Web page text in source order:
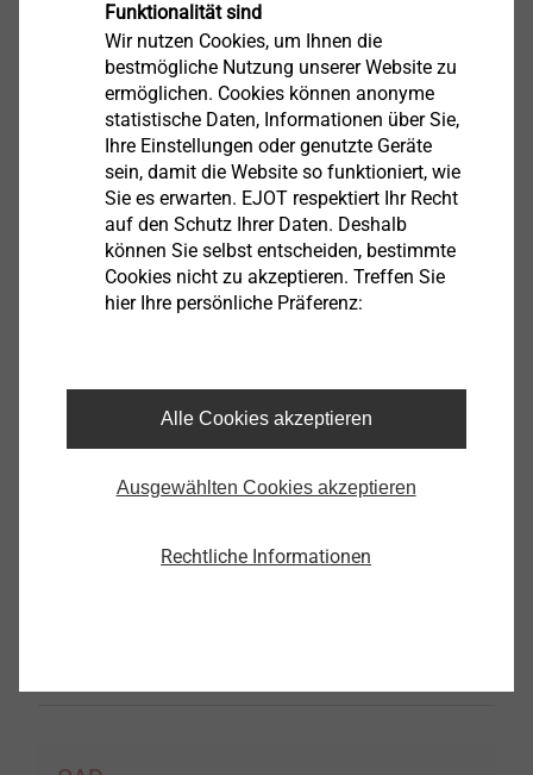
JT3-2-6,0x35-E16
3595711321
JT3-2-6,0x100-E16
3595111321
JT3-2-6,0x120-E16
3595811321
3595911321
Funktionalität sind
Wir nutzen Cookies, um Ihnen die
bestmögliche Nutzung unserer Website zu
ermöglichen. Cookies können anonyme
statistische Daten, Informationen über Sie,
Ihre Einstellungen oder genutzte Geräte
sein, damit die Website so funktioniert, wie
Sie es erwarten. EJOT respektiert Ihr Recht
auf den Schutz Ihrer Daten. Deshalb
können Sie selbst entscheiden, bestimmte
Cookies nicht zu akzeptieren. Treffen Sie
hier Ihre persönliche Präferenz:
Alle Cookies akzeptieren
Ausgewählten Cookies akzeptieren
Rechtliche Informationen